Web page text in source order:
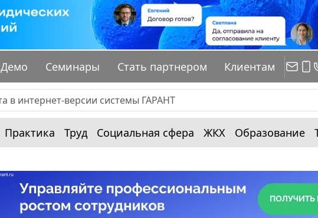
Демо Семинары Стать партнером Клиентам
Практика Труд Социальная сфера ЖКХ Образование